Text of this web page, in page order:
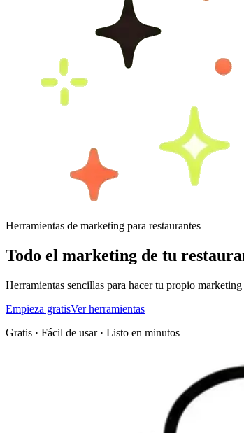
Herramientas de marketing para restaurantes
Todo el marketing de tu
Herramientas sencillas para hacer tu propio
Empieza gratisVer herramientas
Gratis · Fácil de usar · Listo en minutos